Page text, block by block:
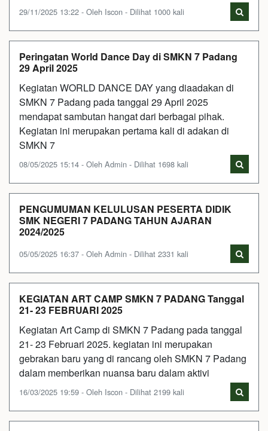
29/11/2025 13:22 - Oleh Iscon - Dilihat 1000 kali
Peringatan World Dance Day di SMKN 7 Padang
29 April 2025
Kegiatan WORLD DANCE DAY yang diaadakan di
SMKN 7 Padang pada tanggal 29 April 2025
mendapat sambutan hangat dari berbagai pihak.
Kegiatan ini merupakan pertama kali di adakan di
SMKN 7
08/05/2025 15:14 - Oleh Admin - Dilihat 1698 kali
PENGUMUMAN KELULUSAN PESERTA DIDIK
SMK NEGERI 7 PADANG TAHUN AJARAN
2024/2025
05/05/2025 16:37 - Oleh Admin - Dilihat 2331 kali
KEGIATAN ART CAMP SMKN 7 PADANG Tanggal
21- 23 FEBRUARI 2025
Kegiatan Art Camp di SMKN 7 Padang pada tanggal
21- 23 Februari 2025. kegiatan ini merupakan
gebrakan baru yang di rancang oleh SMKN 7 Padang
dalam memberikan nuansa baru dalam aktivi
16/03/2025 19:59 - Oleh Iscon - Dilihat 2199 kali